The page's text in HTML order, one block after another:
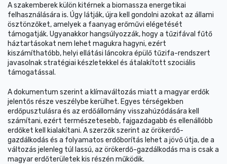
A szakemberek külön kitérnek a biomassza energetikai
felhasználására is. Úgy látják, újra kell gondolni azokat az állami
ösztönzőket, amelyek a faanyag erőművi elégetését
támogatják. Ugyanakkor hangsúlyozzák, hogy a tűzifával fűtő
háztartásokat nem lehet magukra hagyni, ezért
kiszámíthatóbb, helyi ellátási láncokra épülő tűzifa-rendszert
javasolnak stratégiai készletekkel és átalakított szociális
támogatással.
A dokumentum szerint a klímaváltozás miatt a magyar erdők
jelentős része veszélybe kerülhet. Egyes térségekben
erdőpusztulásra és az erdőállomány visszahúzódására kell
számítani, ezért természetesebb, fajgazdagabb és ellenállóbb
erdőket kell kialakítani. A szerzők szerint az örökerdő-
gazdálkodás és a folyamatos erdőborítás lehet a jövő útja, de a
változás jelenleg túl lassú, az örökerdő-gazdálkodás ma is csak a
magyar erdőterületek kis részén működik.